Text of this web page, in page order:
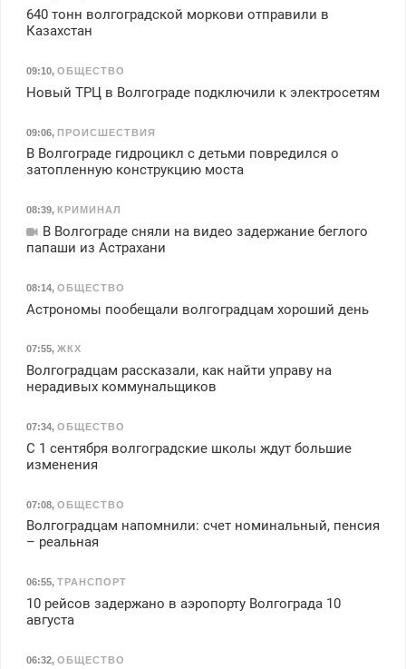
640 тонн волгоградской моркови отправили в
Казахстан
09:10, ОБЩЕСТВО
Новый ТРЦ в Волгограде подключили к электросетям
09:06, ПРОИСШЕСТВИЯ
В Волгограде гидроцикл с детьми повредился о
затопленную конструкцию моста
08:39, КРИМИНАЛ
В Волгограде сняли на видео задержание беглого
папаши из Астрахани
08:14, ОБЩЕСТВО
Астрономы пообещали волгоградцам хороший день
07:55, ЖКХ
Волгоградцам рассказали, как найти управу на
нерадивых коммунальщиков
07:34, ОБЩЕСТВО
С 1 сентября волгоградские школы ждут большие
изменения
07:08, ОБЩЕСТВО
Волгоградцам напомнили: счет номинальный, пенсия
– реальная
06:55, ТРАНСПОРТ
10 рейсов задержано в аэропорту Волгограда 10
августа
06:32, ОБЩЕСТВО